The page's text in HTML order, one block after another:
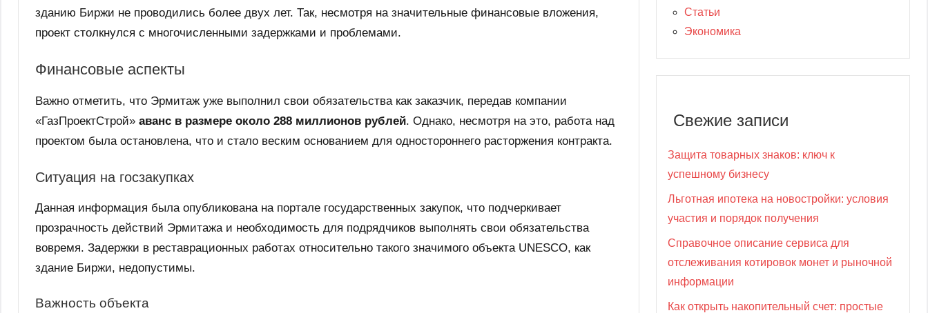
зданию Биржи не проводились более двух лет. Так, несмотря на значительные финансовые вложения,
проект столкнулся с многочисленными задержками и проблемами.
Финансовые аспекты
Важно отметить, что Эрмитаж уже выполнил свои обязательства как заказчик, передав компании
«ГазПроектСтрой» аванс в размере около 288 миллионов рублей. Однако, несмотря на это, работа над
проектом была остановлена, что и стало веским основанием для одностороннего расторжения контракта.
Ситуация на госзакупках
Данная информация была опубликована на портале государственных закупок, что подчеркивает
прозрачность действий Эрмитажа и необходимость для подрядчиков выполнять свои обязательства
вовремя. Задержки в реставрационных работах относительно такого значимого объекта UNESCO, как
здание Биржи, недопустимы.
Важность объекта
Статьи
Экономика
Свежие записи
Защита товарных знаков: ключ к
успешному бизнесу
Льготная ипотека на новостройки: условия
участия и порядок получения
Справочное описание сервиса для
отслеживания котировок монет и рыночной
информации
Как открыть накопительный счет: простые